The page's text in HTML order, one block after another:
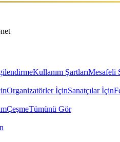
Kullanım ŞartlarıMesafeli
Organizatörler İçinSanatçılar İçin
ÇeşmeTümünü Gör